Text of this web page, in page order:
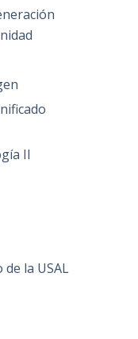
II
la USAL